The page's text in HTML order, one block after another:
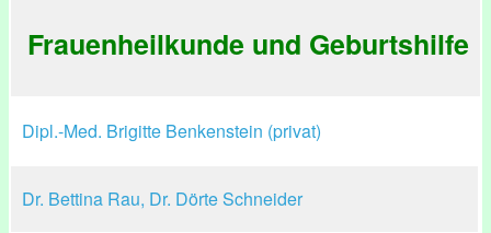
Frauenheilkunde und Geburtshilfe
Dipl.-Med. Brigitte Benkenstein (privat)
Dr. Bettina Rau, Dr. Dörte Schneider